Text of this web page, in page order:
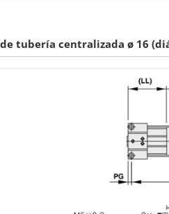
tubería centralizada ø 16